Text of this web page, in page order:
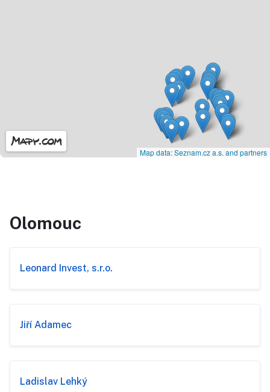
Map data: Seznam.cz a.s. and partners
Olomouc
Leonard Invest, s.r.o.
Jiří Adamec
Ladislav Lehký